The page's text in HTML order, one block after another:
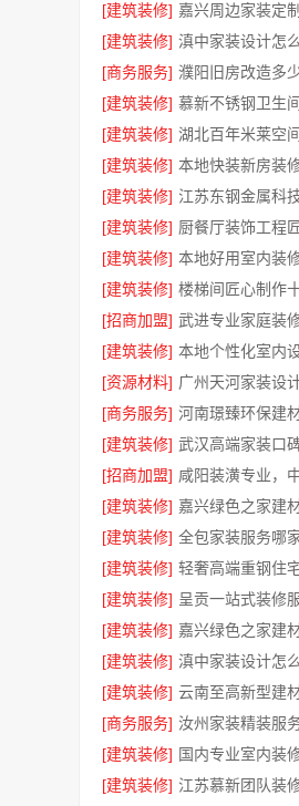
[建筑装修] 嘉兴周边家装定
[建筑装修]
[商务服务]
[建筑装修] 慕新不锈钢卫生
[建筑装修]
[建筑装修] 本地快装新房装
[建筑装修]
[建筑装修] 厨餐厅装饰工程
[建筑装修]
[建筑装修]
[招商加盟]
[建筑装修]
[资源材料] 广州天河家装设
[商务服务]
[建筑装修]
[招商加盟]
[建筑装修]
[建筑装修]
[建筑装修]
[建筑装修]
[建筑装修]
[建筑装修]
[建筑装修]
[商务服务]
[建筑装修]
[建筑装修]